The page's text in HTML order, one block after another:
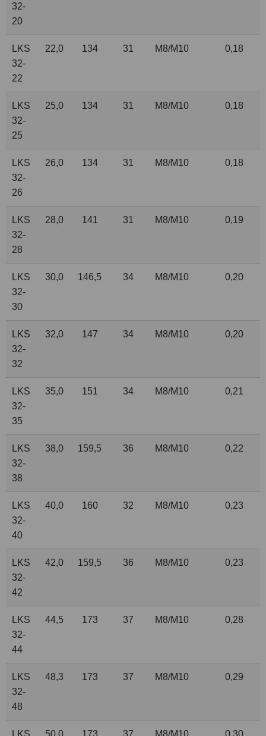
32-
20
LKS
32-
22
22,0 134 31 M8/M10 0,18
LKS
32-
25
25,0 134 31 M8/M10 0,18
LKS
32-
26
26,0 134 31 M8/M10 0,18
LKS
32-
28
28,0 141 31 M8/M10 0,19
LKS
32-
30
30,0 146,5 34 M8/M10 0,20
LKS
32-
32
32,0 147 34 M8/M10 0,20
LKS
32-
35
35,0 151 34 M8/M10 0,21
LKS
32-
38
38,0 159,5 36 M8/M10 0,22
LKS
32-
40
40,0 160 32 M8/M10 0,23
LKS
32-
42
42,0 159,5 36 M8/M10 0,23
LKS
32-
44
44,5 173 37 M8/M10 0,28
LKS
32-
48
48,3 173 37 M8/M10 0,29
LKS 50,0 173 37 M8/M10 0,30